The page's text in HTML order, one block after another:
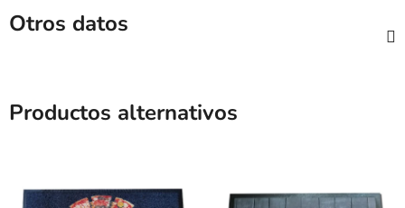
Otros datos
Productos alternativos